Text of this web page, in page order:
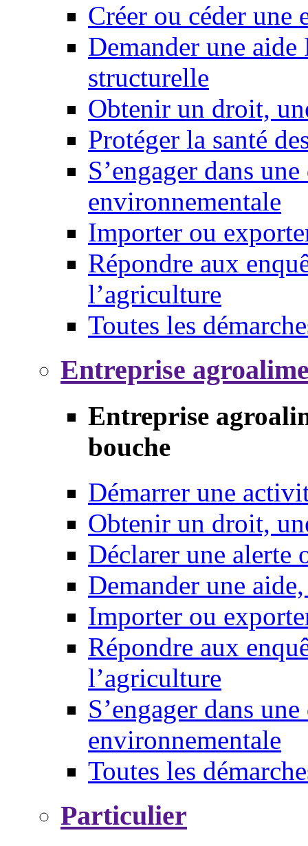
Créer ou céder une
Demander une
structurelle
Obtenir un droit,
Protéger la santé
S’engager dans
environnementale
Importer ou
Répondre aux
l’agriculture
Toutes les
Entreprise
Entreprise
bouche
Démarrer une
Obtenir un droit,
Déclarer une alerte
Demander une
Importer ou
Répondre aux
l’agriculture
S’engager dans
environnementale
Toutes les
Particulier